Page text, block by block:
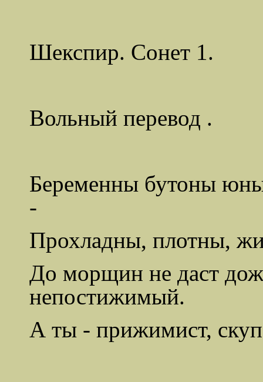
Шекспир. Сонет 1.
Вольный перевод .
Беременны бутоны
-
Прохладны, плотны,
До морщин не даст
непостижимый.
А ты - прижимист,